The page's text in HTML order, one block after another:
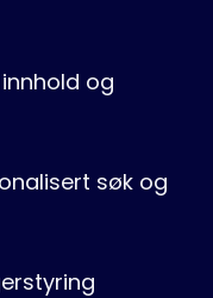
og
søk og